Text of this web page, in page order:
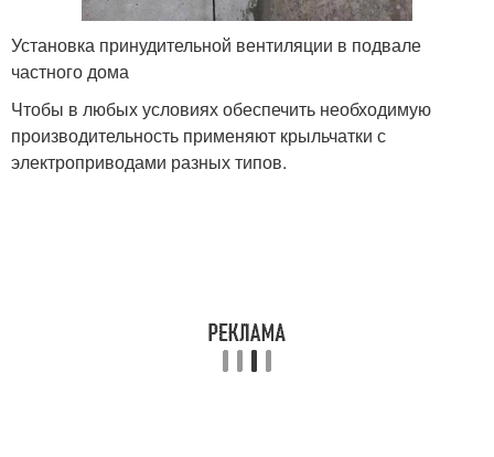
Установка принудительной вентиляции в подвале
частного дома
Чтобы в любых условиях обеспечить необходимую
производительность применяют крыльчатки с
электроприводами разных типов.